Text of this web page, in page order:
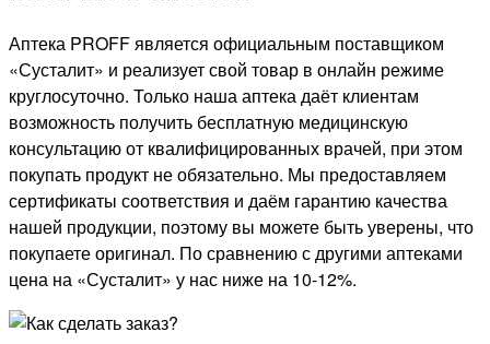
Аптека PROFF является официальным поставщиком
«Сусталит» и реализует свой товар в онлайн режиме
круглосуточно. Только наша аптека даёт клиентам
возможность получить бесплатную медицинскую
консультацию от квалифицированных врачей, при этом
покупать продукт не обязательно. Мы предоставляем
сертификаты соответствия и даём гарантию качества
нашей продукции, поэтому вы можете быть уверены, что
покупаете оригинал. По сравнению с другими аптеками
цена на «Сусталит» у нас ниже на 10-12%.